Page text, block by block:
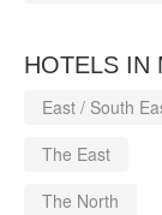
HOTELS IN
East / South
The East
The North